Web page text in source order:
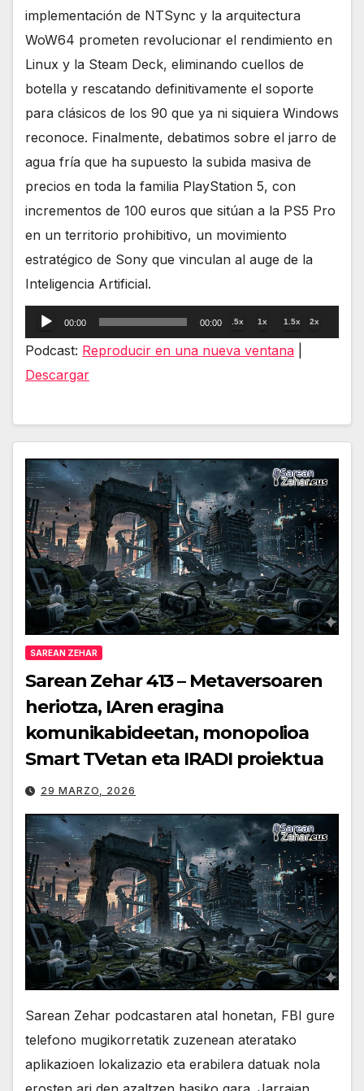
implementación de NTSync y la arquitectura
WoW64 prometen revolucionar el rendimiento en
Linux y la Steam Deck, eliminando cuellos de
botella y rescatando definitivamente el soporte
para clásicos de los 90 que ya ni siquiera Windows
reconoce. Finalmente, debatimos sobre el jarro de
agua fría que ha supuesto la subida masiva de
precios en toda la familia PlayStation 5, con
incrementos de 100 euros que sitúan a la PS5 Pro
en un territorio prohibitivo, un movimiento
estratégico de Sony que vinculan al auge de la
Inteligencia Artificial.
Reproductor
de
audio
00:00 00:00 .5x 1x 1.5x 2x
Podcast: Reproducir en una nueva ventana
Descargar
SAREAN ZEHAR
Sarean Zehar 413 – Metaversoaren
heriotza, IAren eragina
komunikabideetan, monopolioa
Smart TVetan eta IRADI proiektua
29 MARZO, 2026
Sarean Zehar podcastaren atal honetan, FBI gure
telefono mugikorretatik zuzenean ateratako
aplikazioen lokalizazio eta erabilera datuak nola